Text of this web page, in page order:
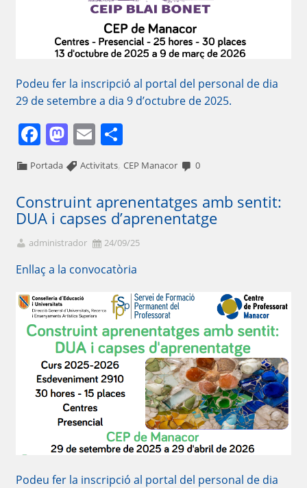
Podeu fer la inscripció al portal del personal de dia
29 de setembre a dia 9 d’octubre de 2025.
Facebook
Mastodon
Email
Portada Activitats,CEP Manacor 0
Construint aprenentatges amb sentit:
DUA i capses d’aprenentatge
administrador 24/09/25
Enllaç a la convocatòria
Podeu fer la inscripció al portal del personal de dia